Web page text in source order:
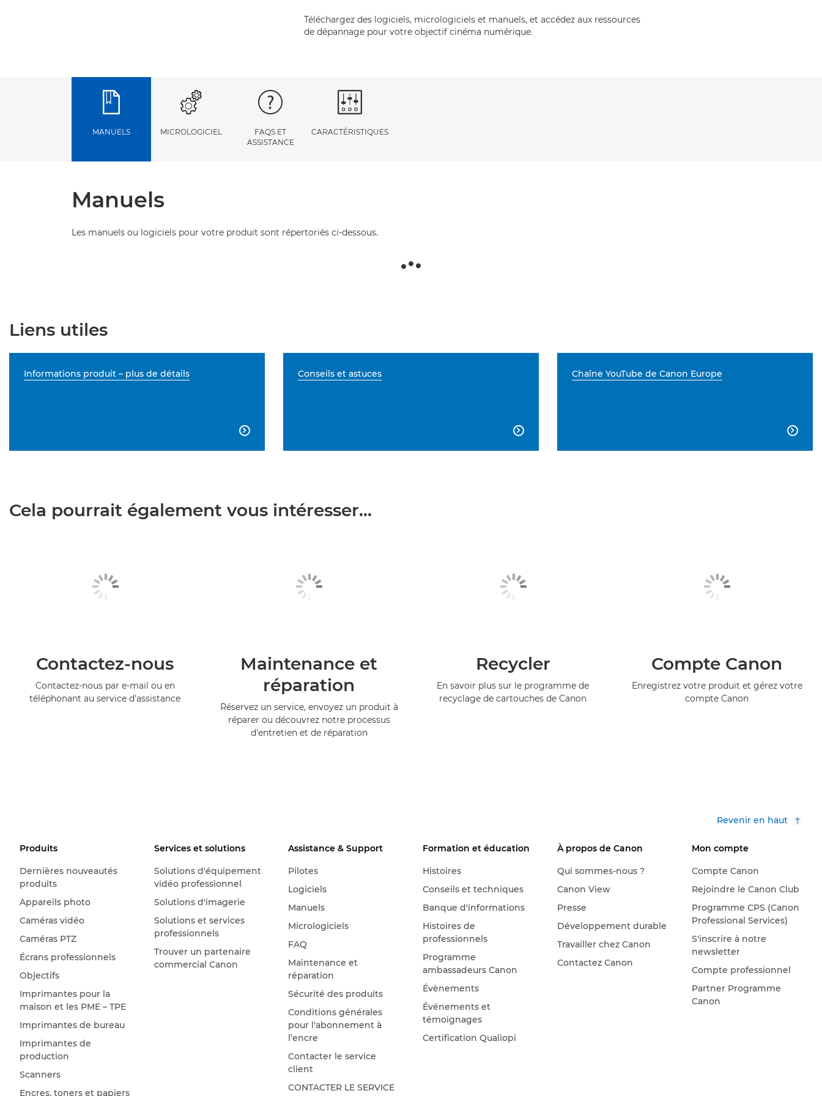
Téléchargez des logiciels, micrologiciels et manuels, et accédez aux ressources
de dépannage pour votre objectif cinéma numérique.
MANUELS MICROLOGICIEL
FAQS ET
ASSISTANCE
CARACTÉRISTIQUES
Manuels
Les manuels ou logiciels pour votre produit sont répertoriés ci-dessous.
Liens utiles
Informations produit – plus de détails

Conseils et astuces

Chaîne YouTube de Canon Europe

Cela pourrait également vous intéresser...
Contactez-nous
Contactez-nous par e-mail ou en
téléphonant au service d'assistance
Maintenance et
réparation
Réservez un service, envoyez un produit à
réparer ou découvrez notre processus
d'entretien et de réparation
Recycler
En savoir plus sur le programme de
recyclage de cartouches de Canon
Compte Canon
Enregistrez votre produit et gérez votre
compte Canon
Revenir en haut
Produits
Dernières nouveautés
produits
Appareils photo
Caméras vidéo
Caméras PTZ
Écrans professionnels
Objectifs
Imprimantes pour la
maison et les PME – TPE
Imprimantes de bureau
Imprimantes de
production
Scanners
Encres, toners et papiers
Services et solutions
Solutions d'équipement
vidéo professionnel
Solutions d'imagerie
Solutions et services
professionnels
Trouver un partenaire
commercial Canon
Assistance & Support
Pilotes
Logiciels
Manuels
Micrologiciels
FAQ
Maintenance et
réparation
Sécurité des produits
Conditions générales
pour l'abonnement à
l’encre
Contacter le service
client
CONTACTER LE SERVICE
Formation et éducation
Histoires
Conseils et techniques
Banque d'informations
Histoires de
professionnels
Programme
ambassadeurs Canon
Évènements
Événements et
témoignages
Certification Qualiopi
À propos de Canon
Qui sommes-nous ?
Canon View
Presse
Développement durable
Travailler chez Canon
Contactez Canon
Mon compte
Compte Canon
Rejoindre le Canon Club
Programme CPS (Canon
Professional Services)
S'inscrire à notre
newsletter
Compte professionnel
Partner Programme
Canon